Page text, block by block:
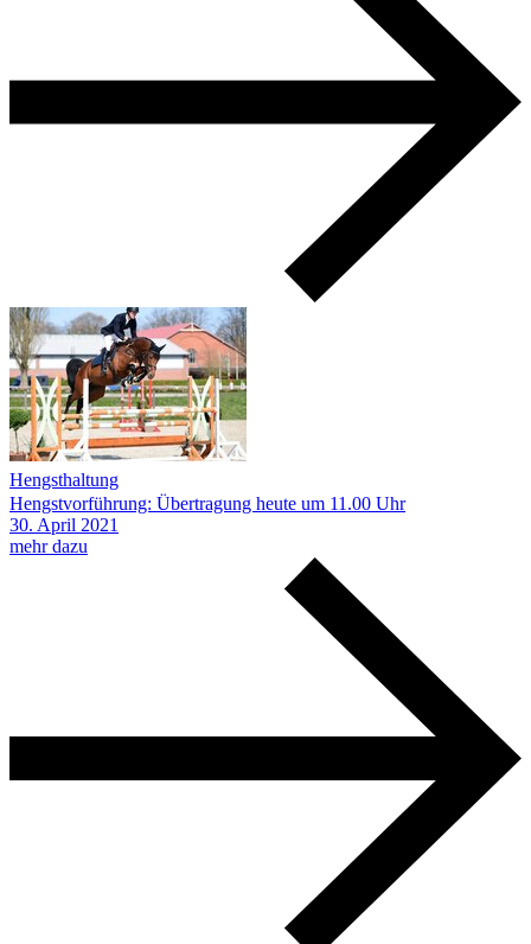
Hengsthaltung
Hengstvorführung: Übertragung heute um 11.00 Uhr
30. April 2021
mehr dazu